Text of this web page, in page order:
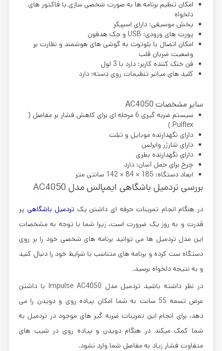
امکان تنظیم برنامه ها به صورت شخصی سازی با فاکتور های
دلخواه
پخش موسیقی: دارای اسپیکر
پورت های ورودی: USB و جک هدفون
امکان اتصال با بلوتوث به گوشی های هوشمند و نظارت بر
وضعیت ضربان قلب
فن خنک کننده کاربر: دارد با 3 لول
کلید های میانبر تنظیمات روی دسته: دارد
سایر مشخصات AC4050
سیستم ضربه گیری 6 مرحله ای برای کاهش فشار بر مفاصل (
Pulflex )
دارای نگهدارنده موبایل و تبلت
دارای شارژر وابرلس
دارای نگهدارنده بطری
چرخ برای حمل آسان: دارد
ابعاد دستگاه: 185 × 84 × 142 سانتی متر
بررسی تردمیل باشگاهی ایمپالس مدل AC4050
در هنگام انجام تمرینات حرفه ای داشتن یک تردمیل باشگاهی پر
قدرت و به روز یک ضرورت است، زیرا شما با توجه به مشخصات
این مدل تردمیل ها می توانید برنامه های شخصی خود را بر روی
دستگاه ست کرده و برنامه های متناسب با شرایط خود را دنبال کنید
و به نتیجه دلخواه برسید.
در نظر داشته باشید تردمیل مدل Impulse AC4050 با داشتن
عرض تسمه 55 سانت به شما امکان پیاده روی و دویدن را می
دهد، برای انجام این تمرینات ضربه گیر های موجود در تردمیل به
شما کمک میکند در هنگام دویدن و پیاده روی در شیب های
متفاوت فشار زیاد به مفاصل شما وارد نشود.